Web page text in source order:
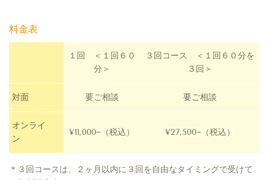
料金表
１回 ＜１回６０
分＞
３回コース ＜１回６０分を
３回＞
対面 要ご相談 要ご相談
オンライ
ン
¥11,000−（税込） ¥27,500−（税込）
＊３回コースは、２ヶ月以内に３回を自由なタイミングで受けて